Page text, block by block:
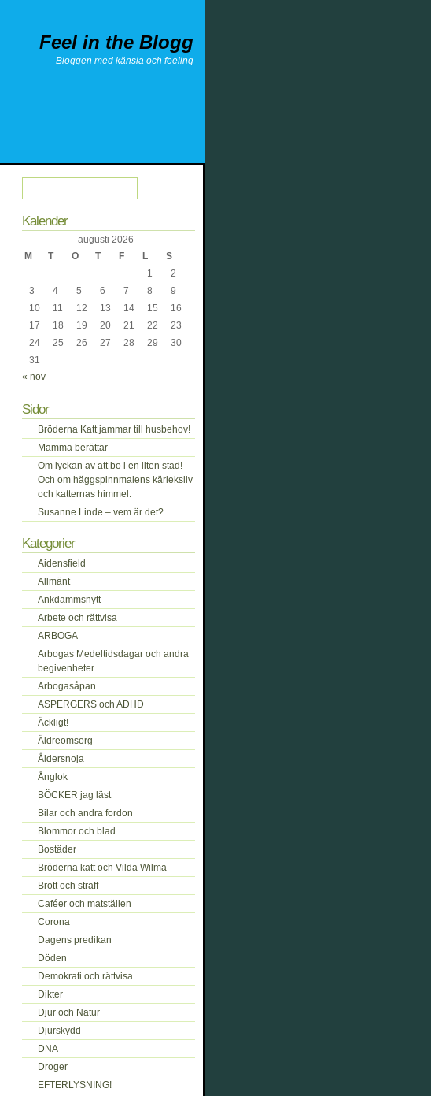
Feel in the Blogg
Bloggen med känsla och feeling
Kalender
augusti 2026
M
T O T F L
S
1
2
3
4 5 6 7 8
9
10
11 12 13 14 15
16
17
18 19 20 21 22
23
24
25 26 27 28 29
30
31
« nov
Sidor
Bröderna Katt jammar till husbehov!
Mamma berättar
Om lyckan av att bo i en liten stad!
Och om häggspinnmalens kärleksliv
och katternas himmel.
Susanne Linde – vem är det?
Kategorier
Aidensfield
Allmänt
Ankdammsnytt
Arbete och rättvisa
ARBOGA
Arbogas Medeltidsdagar och andra
begivenheter
Arbogasåpan
ASPERGERS och ADHD
Äckligt!
Äldreomsorg
Åldersnoja
Ånglok
BÖCKER jag läst
Bilar och andra fordon
Blommor och blad
Bostäder
Bröderna katt och Vilda Wilma
Brott och straff
Caféer och matställen
Corona
Dagens predikan
Döden
Demokrati och rättvisa
Dikter
Djur och Natur
Djurskydd
DNA
Droger
EFTERLYSNING!